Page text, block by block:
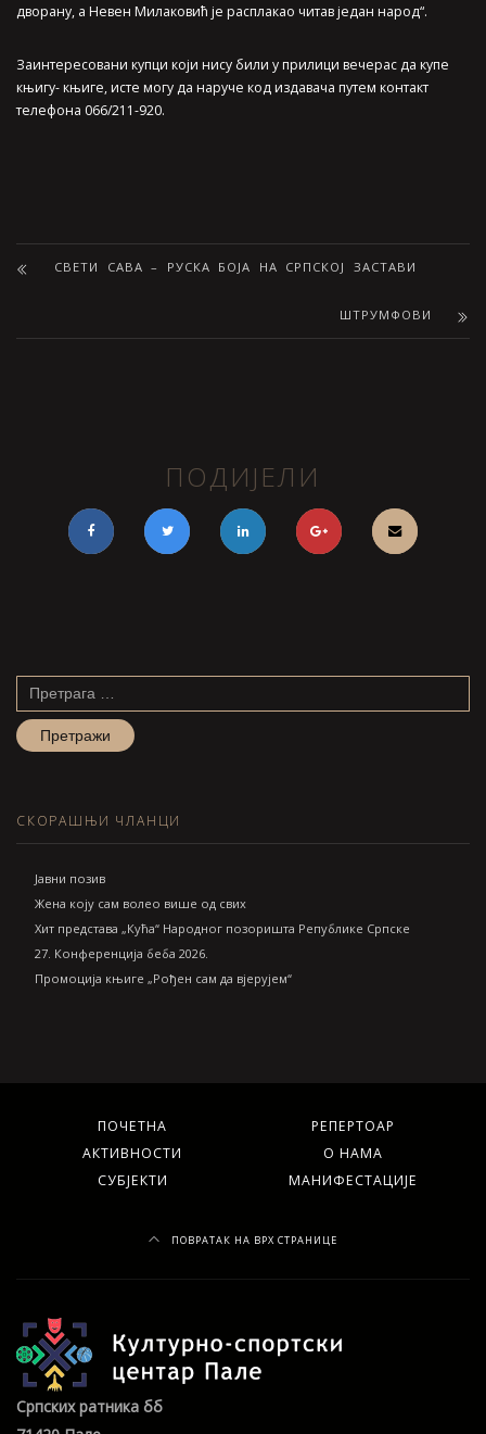
дворану, а Невен Милаковић је расплакао читав један народ“.
Заинтересовани купци који нису били у прилици вечерас да купе
књигу- књиге, исте могу да наруче код издавача путем контакт
телефона 066/211-920.
СВЕТИ САВА – РУСКА БОЈА НА СРПСКОЈ ЗАСТАВИ
ШТРУМФОВИ
ПОДИЈЕЛИ
Претрага
СКОРАШЊИ ЧЛАНЦИ
Jавни позив
Жена коју сам волео више од свих
Хит представа „Кућа“ Народног позоришта Републике Српске
27. Конференција беба 2026.
Промоција књиге „Рођен сам да вјерујем“
ПОЧЕТНА
РЕПЕРТОАР
АКТИВНОСТИ
О НАМА
СУБЈЕКТИ
МАНИФЕСТАЦИЈЕ
ПОВРАТАК НА ВРХ СТРАНИЦЕ
Српских ратника бб